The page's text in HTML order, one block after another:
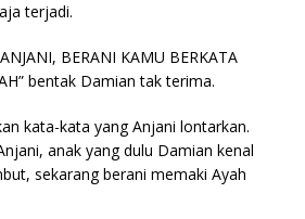
terjadi.
BERANI KAMU BERKATA
bentak Damian tak terima.
kata-kata yang Anjani lontarkan.
anak yang dulu Damian kenal
sekarang berani memaki Ayah